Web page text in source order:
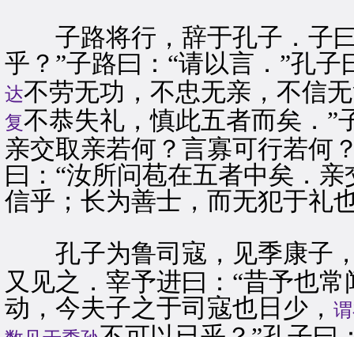
子路将行，辞于孔子．子曰
乎？”子路曰：“请以言．”孔子
达不劳无功，不忠无亲，不信
复不恭失礼，慎此五者而矣．”
亲交取亲若何？言寡可行若何
曰：“汝所问苞在五者中矣．
信乎；长为善士，而无犯于礼
孔子为鲁司寇，见季康子
又见之．宰予进曰：“昔予也
动，今夫子之于司寇也日少，